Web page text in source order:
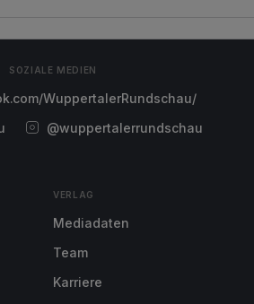
SOZIALE MEDIEN
WuppertalerRundschau/
@wuppertalerrundschau
VERLAG
Mediadaten
Team
Karriere